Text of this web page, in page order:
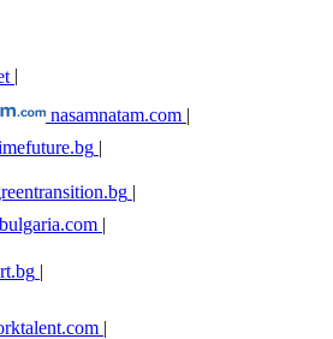
nasamnatam.com |
|
|
|
|